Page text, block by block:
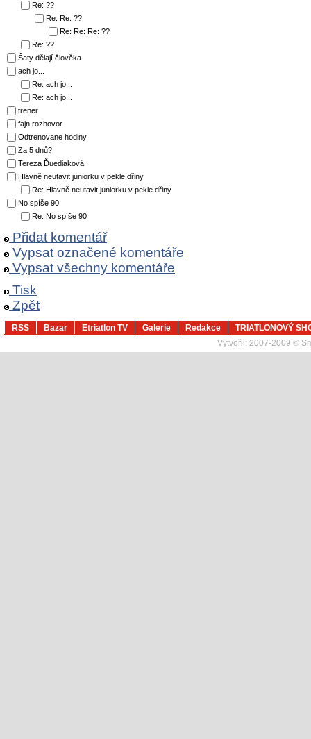
Re: ??
Re: Re: ??
Re: Re: Re: ??
Re: ??
Šaty dělají člověka
ach jo...
Re: ach jo...
Re: ach jo...
trener
fajn rozhovor
Odtrenovane hodiny
Za 5 dnů?
Tereza Ďuediaková
Hlavně neutavit juniorku v pekle dřiny
Re: Hlavně neutavit juniorku v pekle dřiny
No spíše 90
Re: No spíše 90
Přidat komentář
Vypsat označené komentáře
Vypsat všechny komentáře
Tisk
Zpět
RSS Bazar Etriatlon TV Galerie Redakce
TRIATLONOVÝ
Vytvořil: 2007-2009 ©